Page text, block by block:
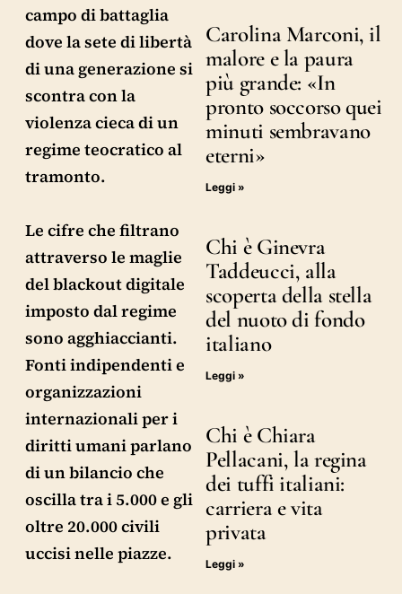
campo di battaglia
dove la sete di libertà
di una generazione si
scontra con la
violenza cieca di un
regime teocratico al
tramonto.
Le cifre che filtrano
attraverso le maglie
del blackout digitale
imposto dal regime
sono agghiaccianti.
Fonti indipendenti e
organizzazioni
internazionali per i
diritti umani parlano
di un bilancio che
oscilla tra i 5.000 e gli
oltre 20.000 civili
uccisi nelle piazze.
Carolina Marconi, il
malore e la paura
più grande: «In
pronto soccorso quei
minuti sembravano
eterni»
Leggi »
Chi è Ginevra
Taddeucci, alla
scoperta della stella
del nuoto di fondo
italiano
Leggi »
Chi è Chiara
Pellacani, la regina
dei tuffi italiani:
carriera e vita
privata
Leggi »